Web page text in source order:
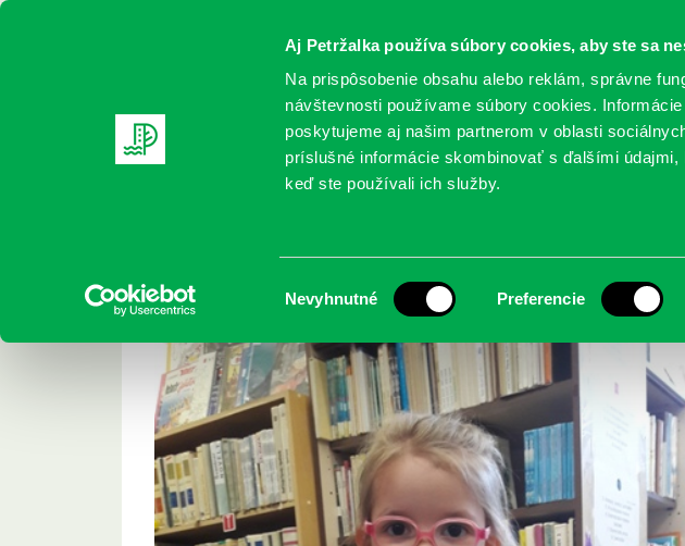
Aj Petržalka používa súbory cookies, aby ste sa
Na prispôsobenie obsahu alebo reklám, správne
návštevnosti používame súbory cookies.
poskytujeme aj našim partnerom v oblasti
príslušné informácie skombinovať s ďalšími
keď ste používali ich služby.
súhlasu
Nevyhnutné Preferencie
REGISTRUJTE SA ONLINE KATALÓGY SLUŽBY
Terka v škôlke